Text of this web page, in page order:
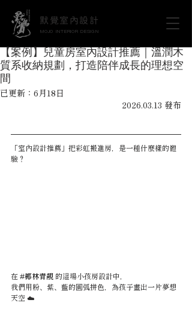
MOJO INTERIOR DESIGN
默覺室內設計
【案例】兒童房室內設計推薦｜溫潤木
質系收納規劃，打造陪伴成長的理想空
間
已更新： 6月18日
2026.03.13 發布
「室內設計推薦」把彩虹搬進房，是一種什麼樣的體
驗？
在 #椰林青靚 的這場小孩房設計中，
我們用粉、紫、藍的圓弧拼色，為孩子畫出一片夢想
天空 ☁️